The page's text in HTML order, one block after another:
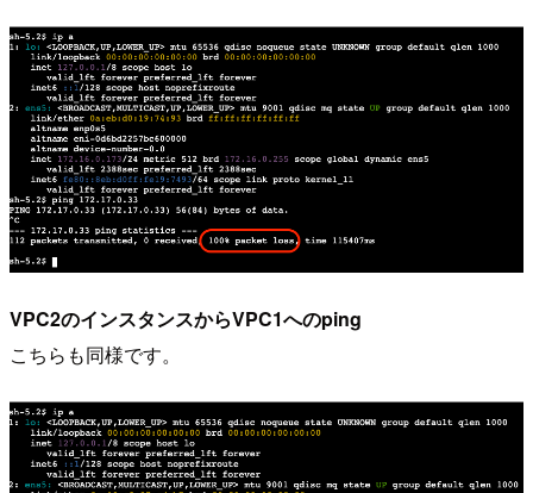
VPC2のインスタンスからVPC1へのping
こちらも同様です。